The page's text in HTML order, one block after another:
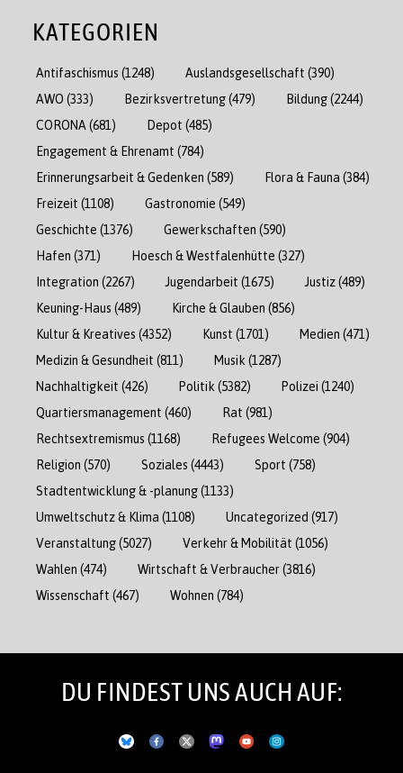
KATEGORIEN
Antifaschismus (1248) Auslandsgesellschaft (390)
AWO (333) Bezirksvertretung(479) Bildung(2244)
CORONA (681) Depot (485)
Engagement & Ehrenamt (784)
Erinnerungsarbeit & Gedenken (589) Flora & Fauna (384)
Freizeit (1108) Gastronomie (549)
Geschichte (1376) Gewerkschaften (590)
Hafen (371) Hoesch & Westfalenhütte (327)
Integration (2267) Jugendarbeit (1675) Justiz(489)
Keuning-Haus (489) Kirche & Glauben (856)
Kultur & Kreatives (4352) Kunst (1701) Medien (471)
Medizin & Gesundheit (811) Musik (1287)
Nachhaltigkeit (426) Politik (5382) Polizei (1240)
Quartiersmanagement (460) Rat (981)
Rechtsextremismus (1168) Refugees Welcome (904)
Religion (570) Soziales (4443) Sport (758)
Stadtentwicklung & -planung(1133)
Umweltschutz & Klima (1108) Uncategorized (917)
Veranstaltung(5027) Verkehr & Mobilität (1056)
Wahlen (474) Wirtschaft & Verbraucher(3816)
Wissenschaft (467) Wohnen (784)
DU FINDEST UNS AUCH AUF: